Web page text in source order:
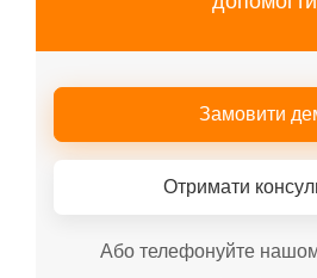
Замовити
Отримати
Або телефонуйте